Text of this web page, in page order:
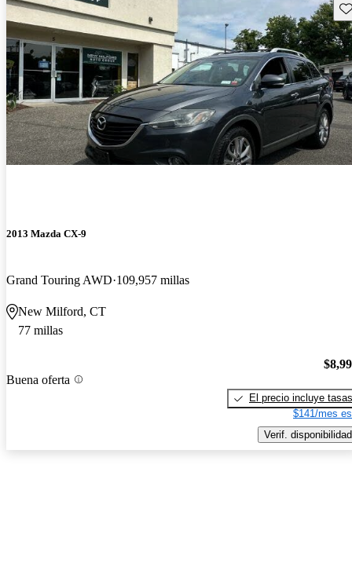
2013 Mazda CX-9
Grand Touring AWD 109,957 millas
New Milford, CT
77 millas
Buena oferta
El precio incluye tasas
$141/mes
Verif. disponibilidad